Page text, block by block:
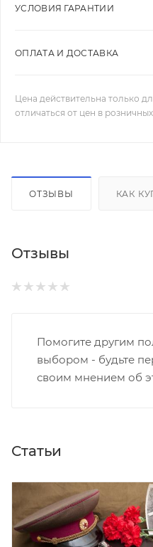
УСЛОВИЯ ГАРАНТИИ
ОПЛАТА И ДОСТАВКА
Цена действительна только
отличаться от цен в
ОТЗЫВЫ КАК
Отзывы
Помогите другим
выбором - будьте
своим мнением об
Статьи